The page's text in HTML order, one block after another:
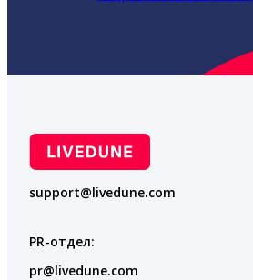
support@livedune.com
PR-отдел:
pr@livedune.com